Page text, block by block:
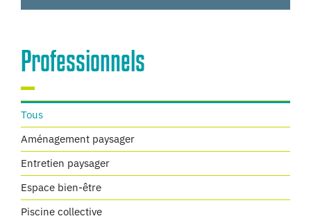
Professionnels
Tous
Aménagement paysager
Entretien paysager
Espace bien-être
Piscine collective